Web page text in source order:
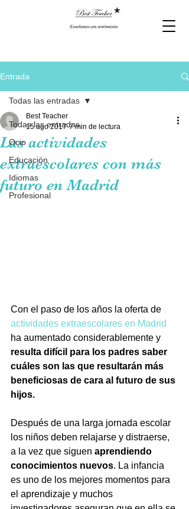
Entrada
Todas las entradas
Ocio
Educación
Idiomas
Profesional
Todas las entradas
Las actividades
extraescolares con más
futuro en Madrid
Best Teacher
15 ago 2017 7 min de lectura
Con el paso de los años la oferta de
actividades extraescolares en Madrid
ha aumentado considerablemente y
resulta difícil para los padres saber
cuáles son las que resultarán más
beneficiosas de cara al futuro de sus
hijos.
Después de una larga jornada escolar
los niños deben relajarse y distraerse,
a la vez que siguen aprendiendo
conocimientos nuevos. La infancia
es uno de los mejores momentos para
el aprendizaje y muchos